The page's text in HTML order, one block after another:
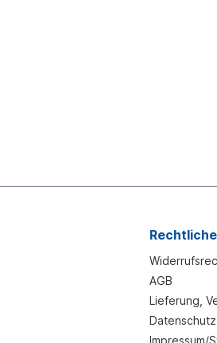
AGB
Lieferung,
Datenschutz
Impressum/